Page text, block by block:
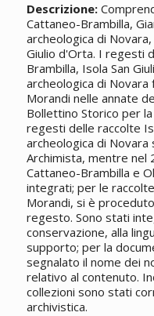
Descrizione:
Cattaneo-Brambilla,
archeologica di
Giulio d'Orta. I regesti
Brambilla, Isola San
archeologica di
Morandi nelle annate
Bollettino Storico per
regesti delle raccolte
archeologica di
Archimista, mentre nel
Cattaneo-Brambilla e
integrati; per le
Morandi, si è
regesto. Sono stati
conservazione, alla
supporto; per la
segnalato il nome dei
relativo al contenuto.
collezioni sono stati
archivistica.